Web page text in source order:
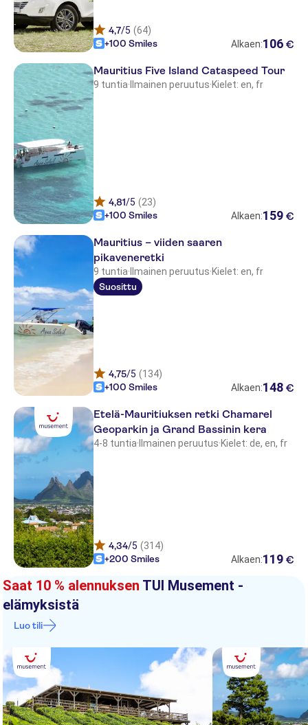
Hilton Mauritius Resort & Spa
Anantara Iko Mauritius Resort &
LUX Le Morne
Beachcomber Trou aux Biches
Resort & Spa
Peninsula
Anelia Resort & Spa
Villas Caroline
Sunrise Attitude
Ambre Resort - All Inclusive
Radisson Blu Azuri Resort & Spa
Mauritius
Maradiva Villas Resort & Spa
Heritage Awali Golf and SPA
Resort
Wonders Beach Boutique Hotel
Aanari Hotel and Spa
Casuarina Resort & Spa
Recif Attitude (Le Recif)
Le Meridien Ile Maurice
Long Beach Golf & Spa Resort
Tarisa resort & Spa
Shanti Maurice A Nira Resort
Silver Beach
RIU Palace
The Ravenala Attitude
Outrigger Resort & Spa Hotel
4,7/5 (64)
+100 Smiles
Alkaen:106 €
Mauritius Five Island Cataspeed Tour
9 tuntia· Ilmainen peruutus·Kielet: en, fr
4,81/5 (23)
+100 Smiles
Alkaen:159 €
Mauritius – viiden saaren
pikaveneretki
9 tuntia· Ilmainen peruutus·Kielet: en, fr
Suosittu
4,75/5 (134)
+100 Smiles
Alkaen:148 €
Etelä-Mauritiuksen retki Chamarel
Geoparkin ja Grand Bassinin kera
4-8 tuntia· Ilmainen peruutus·Kielet: de, en, fr
4,34/5 (314)
+200 Smiles
Alkaen:119 €
Saat 10 % alennuksen TUI Musement -
elämyksistä
Luo tili